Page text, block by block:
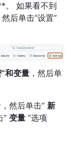
。 如果看不到
后单击“设置”
和变量 ，然后单
然后单击“ 新
“ 变量 ”选项